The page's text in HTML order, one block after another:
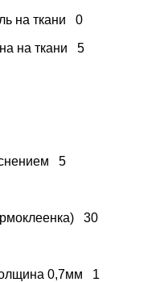
на ткани 0
на ткани 5
5
30
0,7мм 1